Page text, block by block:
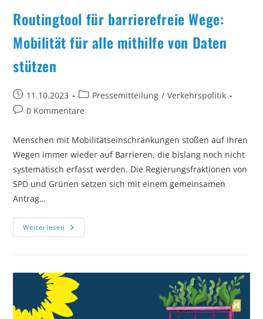
Routingtool für barrierefreie Wege:
Mobilität für alle mithilfe von Daten
stützen
Beitrag
veröffentlicht:
11.10.2023
Beitrags-
Kategorie:
Pressemitteilung / Verkehrspolitik
Beitrags-
0 Kommentare
Menschen mit Mobilitätseinschränkungen stoßen auf ihren
Wegen immer wieder auf Barrieren, die bislang noch nicht
systematisch erfasst werden. Die Regierungsfraktionen von
SPD und Grünen setzen sich mit einem gemeinsamen
Antrag…
Weiterlesen Routingtool
Für
Alle
Mithilfe
Von
Daten
Stützen